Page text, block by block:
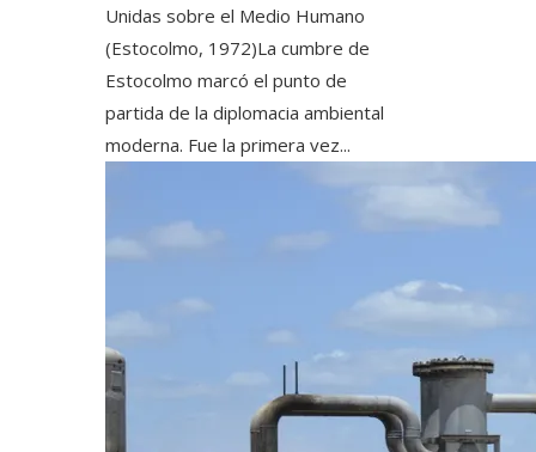
Unidas sobre el Medio Humano
(Estocolmo, 1972)La cumbre de
Estocolmo marcó el punto de
partida de la diplomacia ambiental
moderna. Fue la primera vez...